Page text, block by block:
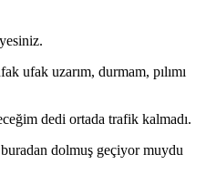
ufak uzarım, durmam, pılımı
dedi ortada trafik kalmadı.
dolmuş geçiyor muydu